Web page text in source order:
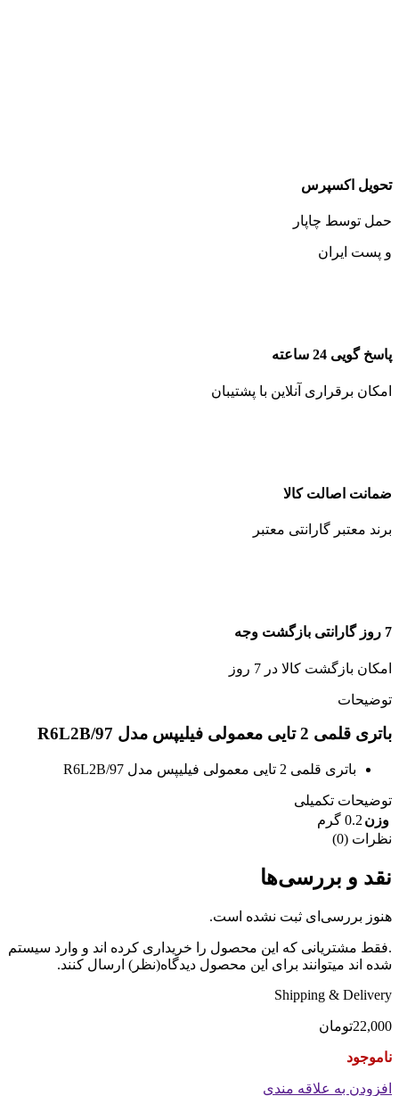
تحویل اکسپرس
حمل توسط چاپار
و پست ایران
پاسخ گویی 24 ساعته
امکان برقراری آنلاین با پشتیبان
ضمانت اصالت کالا
برند معتبر گارانتی معتبر
7 روز گارانتی بازگشت وجه
امکان بازگشت کالا در 7 روز
توضیحات
باتری قلمی 2 تایی معمولی فیلیپس مدل R6L2B/97
باتری قلمی 2 تایی معمولی فیلیپس مدل R6L2B/97
توضیحات تکمیلی
وزن 0.2 گرم
نظرات (0)
نقد و بررسی‌ها
هنوز بررسی‌ای ثبت نشده است.
.فقط مشتریانی که این محصول را خریداری کرده اند و وارد سیستم
شده اند میتوانند برای این محصول دیدگاه(نظر) ارسال کنند.
Shipping & Delivery
22,000تومان
ناموجود
افزودن به علاقه مندی